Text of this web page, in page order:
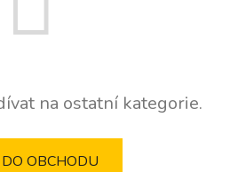
na ostatní kategorie.
OBCHODU